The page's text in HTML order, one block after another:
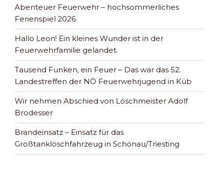
Abenteuer Feuerwehr – hochsommerliches
Ferienspiel 2026
Hallo Leon! Ein kleines Wunder ist in der
Feuerwehrfamilie gelandet.
Tausend Funken, ein Feuer – Das war das 52.
Landestreffen der NÖ Feuerwehrjugend in Küb
Wir nehmen Abschied von Löschmeister Adolf
Brodesser
Brandeinsatz – Einsatz für das
Großtanklöschfahrzeug in Schönau/Triesting